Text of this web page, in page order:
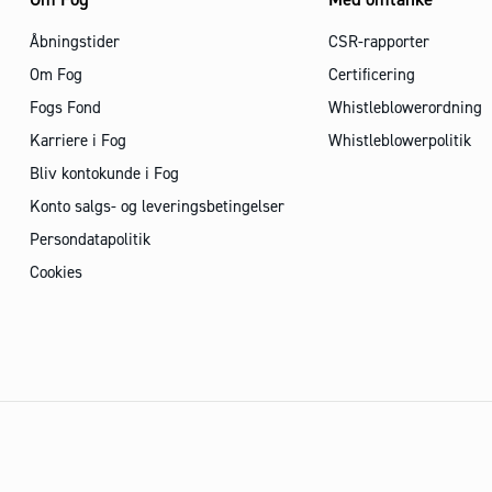
Åbningstider
Om Fog
Fogs Fond
Karriere i Fog
Bliv kontokunde i Fog
Konto salgs- og leveringsbetingelser
Persondatapolitik
Cookies
CSR-rapporter
Certificering
Whistleblowerordning
Whistleblowerpolitik